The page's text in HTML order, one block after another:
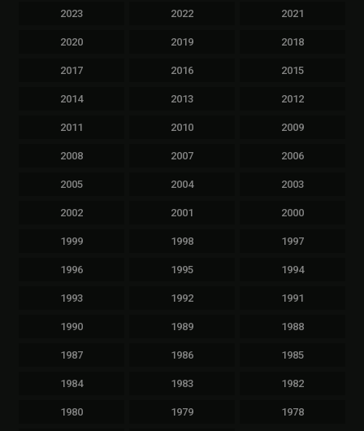
2023 2022 2021
2020 2019 2018
2017 2016 2015
2014 2013 2012
2011 2010 2009
2008 2007 2006
2005 2004 2003
2002 2001 2000
1999 1998 1997
1996 1995 1994
1993 1992 1991
1990 1989 1988
1987 1986 1985
1984 1983 1982
1980 1979 1978